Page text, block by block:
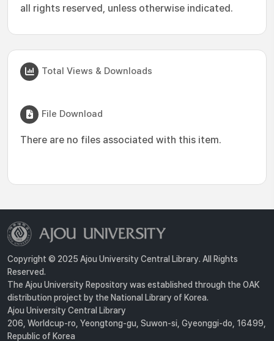
all rights reserved, unless otherwise indicated.
Total Views & Downloads
File Download
There are no files associated with this item.
Copyright © 2025 Ajou University Central Library. All Rights
Reserved.
The Ajou University Repository was established through the OAK
distribution project by the National Library of Korea.
Ajou University Central Library
206, Worldcup-ro, Yeongtong-gu, Suwon-si, Gyeonggi-do, 16499,
Republic of Korea